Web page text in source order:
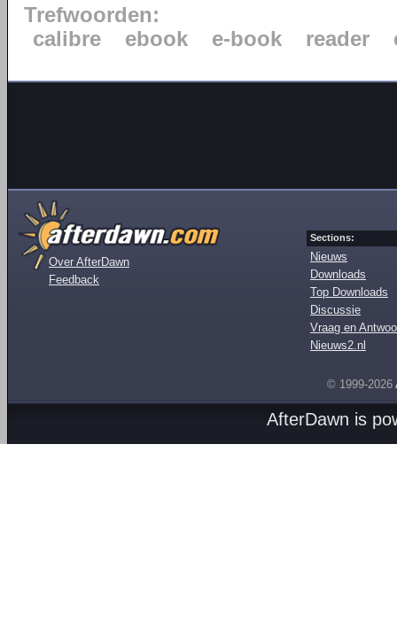
Trefwoorden:
calibre
ebook e-book reader
Over AfterDawn
Feedback
Sections:
Nieuws
Downloads
Top Downloads
Discussie
Vraag en
Nieuws2.nl
© 1999-2026
AfterDawn is